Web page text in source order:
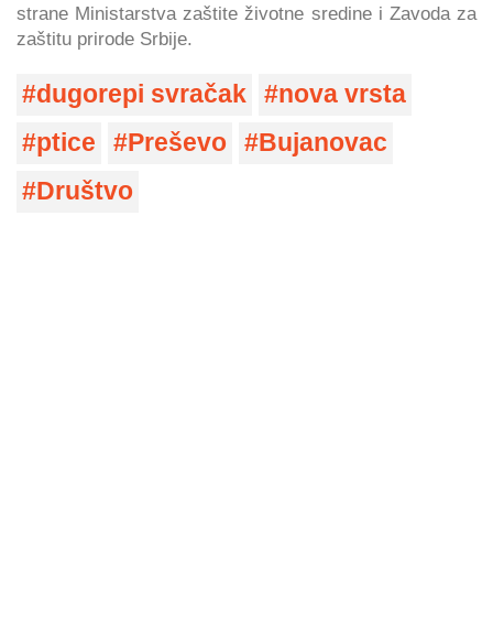
strane Ministarstva zaštite životne sredine i Zavoda za
zaštitu prirode Srbije.
dugorepi svračak
nova vrsta
ptice
Preševo
Bujanovac
Društvo